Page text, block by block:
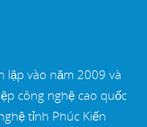
lập vào năm 2009 và
công nghệ cao quốc
tỉnh Phúc Kiến